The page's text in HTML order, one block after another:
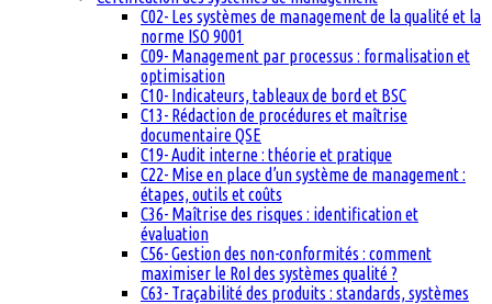
C02- Les systèmes de management de la qualité et la
norme ISO 9001
C09- Management par processus : formalisation et
optimisation
C10- Indicateurs, tableaux de bord et BSC
C13- Rédaction de procédures et maîtrise
documentaire QSE
C19- Audit interne : théorie et pratique
C22- Mise en place d’un système de management :
étapes, outils et coûts
C36- Maîtrise des risques : identification et
évaluation
C56- Gestion des non-conformités : comment
maximiser le RoI des systèmes qualité ?
C63- Traçabilité des produits : standards, systèmes